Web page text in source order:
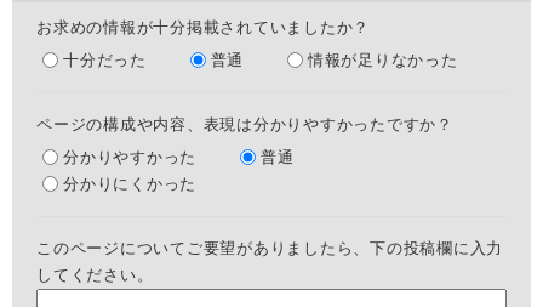
お求めの情報が十分掲載されていましたか？
十分だった
普通 情報が足りなかった
ページの構成や内容、表現は分かりやすかったですか？
分かりやすかった
普通
分かりにくかった
このページについてご要望がありましたら、下の投稿欄に入力
してください。